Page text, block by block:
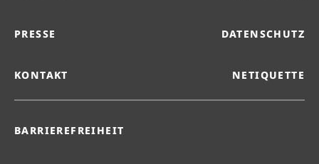
PRESSE DATENSCHUTZ
KONTAKT NETIQUETTE
BARRIEREFREIHEIT